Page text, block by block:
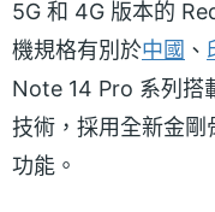
5G 和 4G 版本的
機規格有別於中國 、
Note 14 Pro 系列搭
技術，採用全新金
功能。